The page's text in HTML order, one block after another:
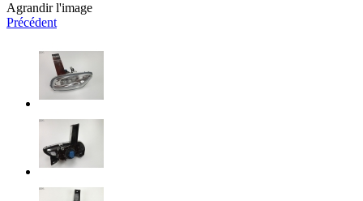
Agrandir l'image
Précédent